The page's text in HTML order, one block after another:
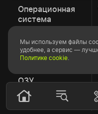
Операционная
система
Процессор
Видеокарта
ОЗУ
Место на диске
Мы используем файлы
удобнее, а сервис —
Политике cookie.